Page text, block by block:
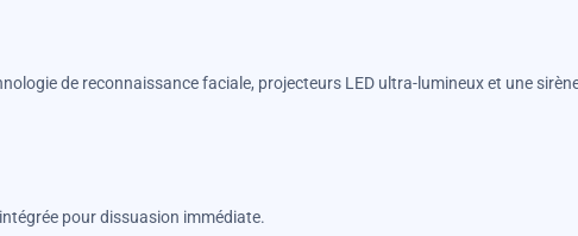
de reconnaissance faciale, projecteurs LED ultra-lumineux et une
pour dissuasion immédiate.